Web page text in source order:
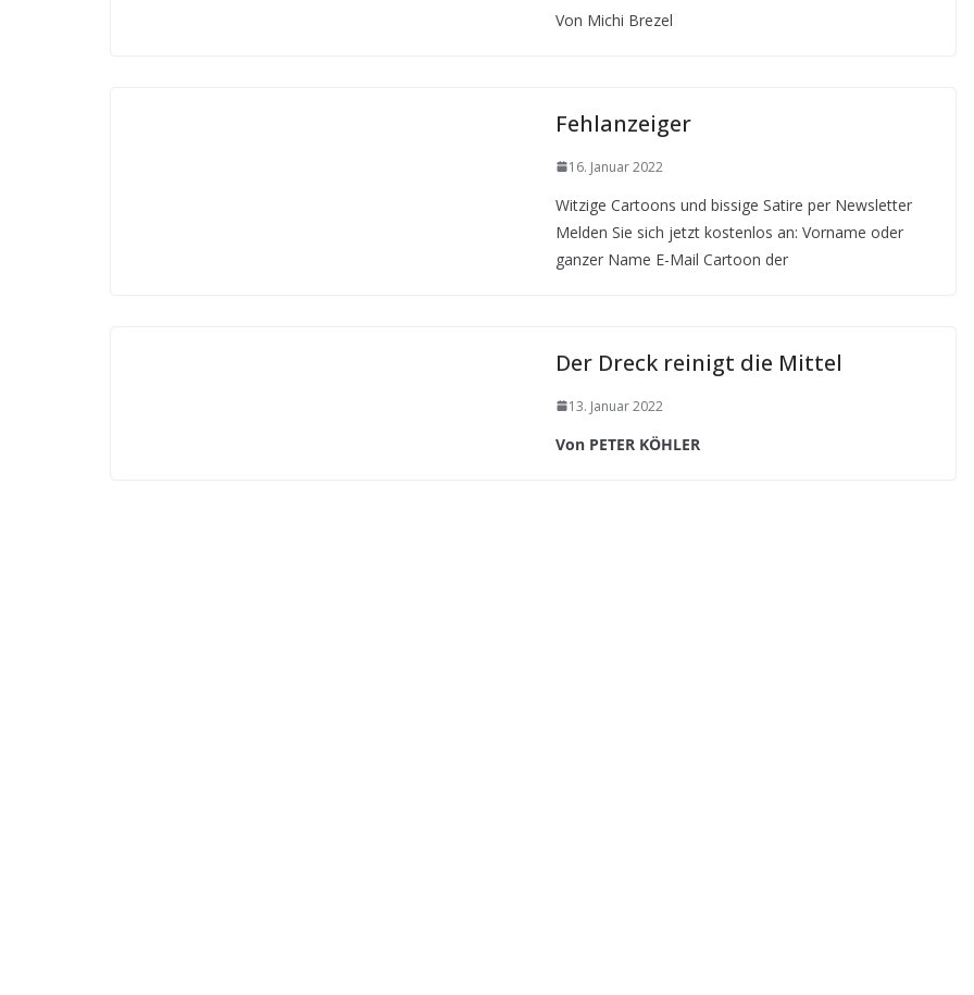
Von Michi Brezel
Fehlanzeiger
16. Januar 2022
Witzige Cartoons und bissige Satire per Newsletter
Melden Sie sich jetzt kostenlos an: Vorname oder
ganzer Name E-Mail Cartoon der
Der Dreck reinigt die Mittel
13. Januar 2022
Von PETER KÖHLER